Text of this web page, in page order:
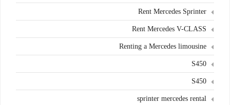
Rent Mercedes Sprinter
Rent Mercedes V-CLASS
Renting a Mercedes limousine
S450
S450
sprinter mercedes rental